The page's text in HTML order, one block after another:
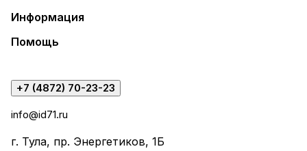
Информация
Помощь
+7 (4872) 70-23-23
info@id71.ru
г. Тула, пр. Энергетиков, 1Б